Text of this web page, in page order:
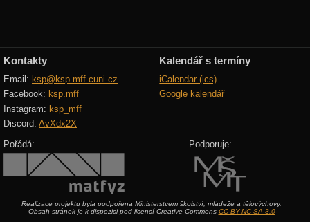
Kontakty
Email: ksp@ksp.mff.cuni.cz
Facebook: ksp.mff
Instagram: ksp_mff
Discord: AvXdx2X
Kalendář s termíny
iCalendar (ics)
Google kalendář
Pořádá: Podporuje:
Realizace projektu byla podpořena Ministerstvem školství, mládeže a tělovýchovy.
Obsah stránek je k dispozici pod licencí Creative Commons CC-BY-NC-SA 3.0